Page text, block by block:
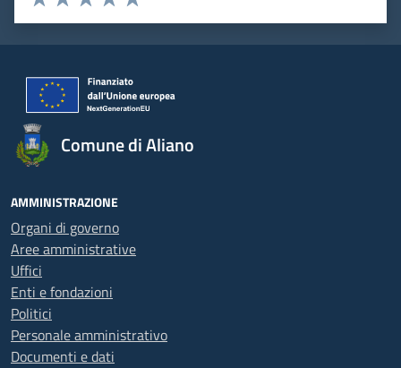
Valuta 5 stelle su 5
Valuta 4 stelle su 5
Valuta 3 stelle su 5
Valuta 2 stelle su 5
Valuta 1 stelle su 5
Comune di Aliano
AMMINISTRAZIONE
Organi di governo
Aree amministrative
Uffici
Enti e fondazioni
Politici
Personale amministrativo
Documenti e dati